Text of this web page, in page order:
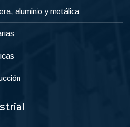
aluminio y metálica